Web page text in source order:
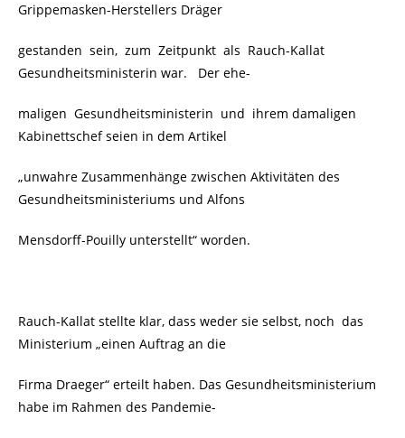
Grippemasken-Herstellers Dräger
gestanden sein, zum Zeitpunkt als Rauch-Kallat
Gesundheitsministerin war.
Der ehe-
maligen Gesundheitsministerin und ihrem damaligen
Kabinettschef seien in dem Artikel
„unwahre Zusammenhänge zwischen Aktivitäten des
Gesundheitsministeriums und Alfons
Mensdorff-Pouilly unterstellt“ worden.
Rauch-Kallat stellte klar, dass weder sie selbst, noch das
Ministerium „einen Auftrag an die
Firma Draeger“ erteilt haben. Das Gesundheitsministerium
habe im Rahmen des Pandemie-